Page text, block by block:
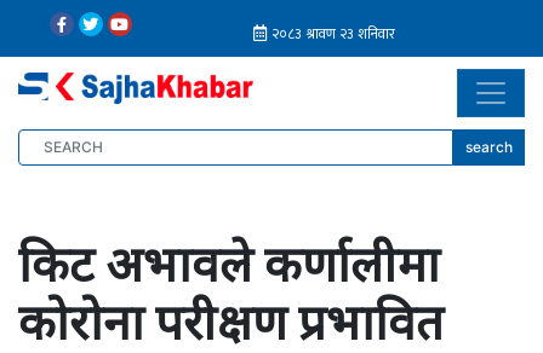
search
किट अभावले कर्णालीमा
कोरोना परीक्षण प्रभावित